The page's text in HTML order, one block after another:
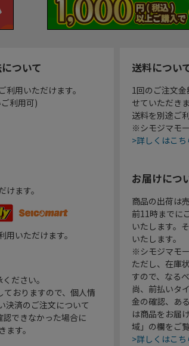
ついて
用いただけます。
利用可)
ます。
いただけます。
ださい。
ておりますので、個人情
決済のご注文について
できなかった場合に
す。
送料につい
1回のご注文
せていただき
送料を別途ご
※シモジマモ
>詳しくはこち
お届けにつ
商品の出荷は
前11時までに
いたします。
いたします。
※シモジマモ
ただし、在庫
すので、なる
尚、前払いタ
金の確認、あ
は商品をお届
域」の欄をご
>詳しくはこち